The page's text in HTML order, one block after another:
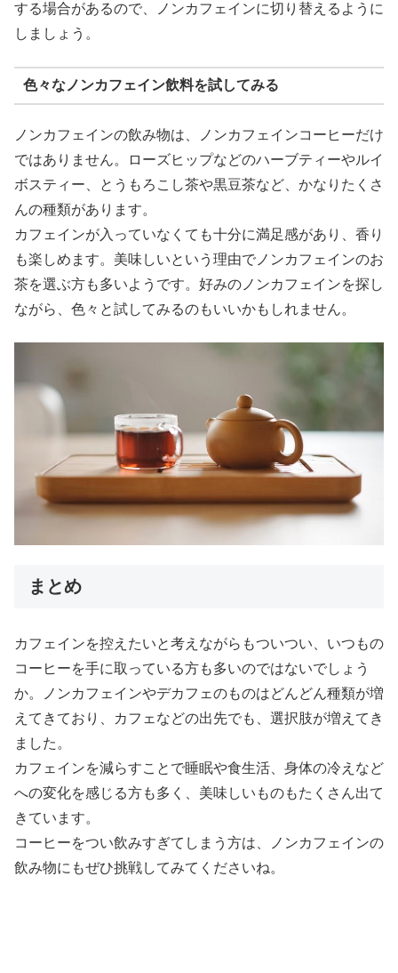
する場合があるので、ノンカフェインに切り替えるように
しましょう。
色々なノンカフェイン飲料を試してみる
ノンカフェインの飲み物は、ノンカフェインコーヒーだけ
ではありません。ローズヒップなどのハーブティーやルイ
ボスティー、とうもろこし茶や黒豆茶など、かなりたくさ
んの種類があります。
カフェインが入っていなくても十分に満足感があり、香り
も楽しめます。美味しいという理由でノンカフェインのお
茶を選ぶ方も多いようです。好みのノンカフェインを探し
ながら、色々と試してみるのもいいかもしれません。
まとめ
カフェインを控えたいと考えながらもついつい、いつもの
コーヒーを手に取っている方も多いのではないでしょう
か。ノンカフェインやデカフェのものはどんどん種類が増
えてきており、カフェなどの出先でも、選択肢が増えてき
ました。
カフェインを減らすことで睡眠や食生活、身体の冷えなど
への変化を感じる方も多く、美味しいものもたくさん出て
きています。
コーヒーをつい飲みすぎてしまう方は、ノンカフェインの
飲み物にもぜひ挑戦してみてくださいね。